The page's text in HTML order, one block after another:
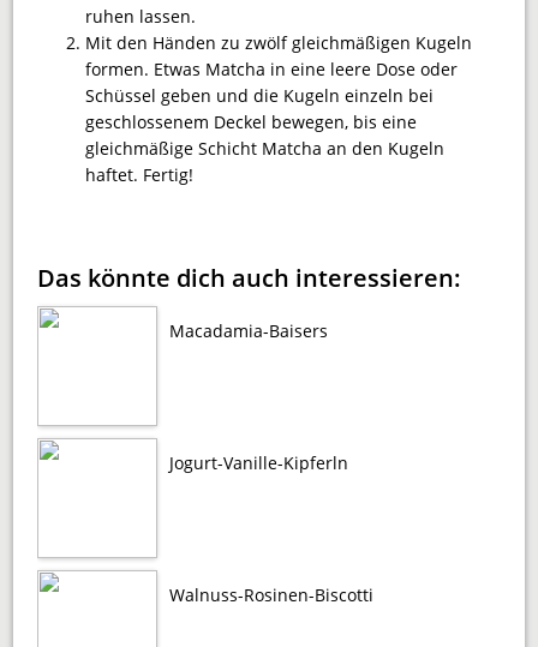
ruhen lassen.
Mit den Händen zu zwölf gleichmäßigen Kugeln
formen. Etwas Matcha in eine leere Dose oder
Schüssel geben und die Kugeln einzeln bei
geschlossenem Deckel bewegen, bis eine
gleichmäßige Schicht Matcha an den Kugeln
haftet. Fertig!
Das könnte dich auch interessieren:
Macadamia-Baisers
Jogurt-Vanille-Kipferln
Walnuss-Rosinen-Biscotti